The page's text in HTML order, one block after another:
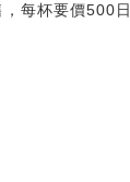
每杯要價500日